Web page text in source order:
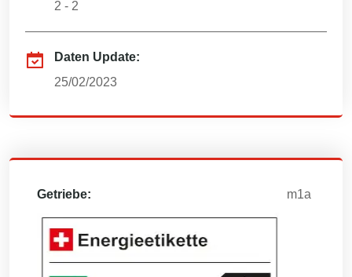
2 - 2
Daten Update:
25/02/2023
Getriebe: m1a